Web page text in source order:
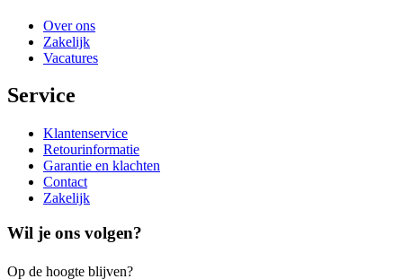
Over ons
Zakelijk
Vacatures
Service
Klantenservice
Retourinformatie
Garantie en klachten
Contact
Zakelijk
Wil je ons volgen?
Op de hoogte blijven?